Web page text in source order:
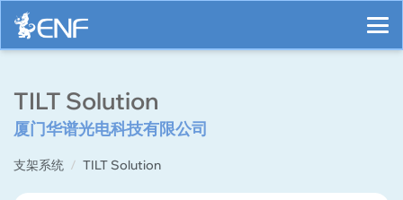
TILT Solution
厦门华谱光电科技有限公司
支架系统 TILT Solution